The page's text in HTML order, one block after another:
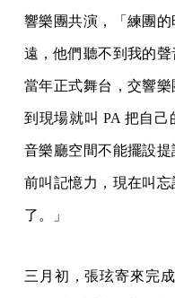
響樂團共演，「練團
遠，他們聽不到我的
當年正式舞台，交響
到現場就叫 PA 把自
音樂廳空間不能擺設
前叫記憶力，現在叫
了。」
三月初，張玹寄來完